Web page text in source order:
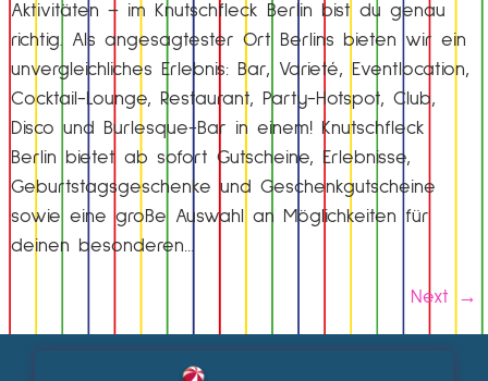
Aktivitäten – im Knutschfleck Berlin bist du genau
richtig. Als angesagtester Ort Berlins bieten wir ein
unvergleichliches Erlebnis: Bar, Varieté, Eventlocation,
Cocktail-Lounge, Restaurant, Party-Hotspot, Club,
Disco und Burlesque-Bar in einem! Knutschfleck
Berlin bietet ab sofort Gutscheine, Erlebnisse,
Geburtstagsgeschenke und Geschenkgutscheine
sowie eine große Auswahl an Möglichkeiten für
deinen besonderen…
Next →